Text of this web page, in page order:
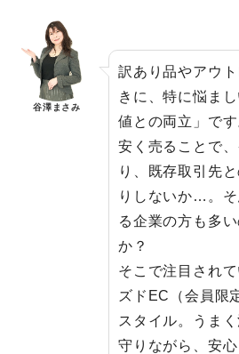
谷澤まさみ
訳あり品やアウ
きに、特に悩ま
値との両立」です
安く売ることで
り、既存取引先
りしないか…。
る企業の方も多
か？
そこで注目され
ズドEC（会員限
スタイル。うま
守りながら、安